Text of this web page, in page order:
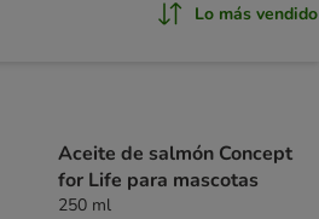
Lo más vendido
Aceite de salmón Concept
for Life para mascotas
250 ml